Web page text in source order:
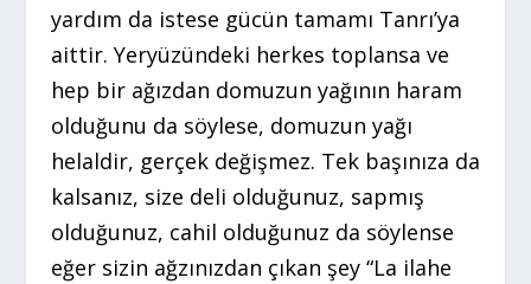
yardım da istese gücün tamamı Tanrı’ya
aittir. Yeryüzündeki herkes toplansa ve
hep bir ağızdan domuzun yağının haram
olduğunu da söylese, domuzun yağı
helaldir, gerçek değişmez. Tek başınıza da
kalsanız, size deli olduğunuz, sapmış
olduğunuz, cahil olduğunuz da söylense
eğer sizin ağzınızdan çıkan şey “La ilahe